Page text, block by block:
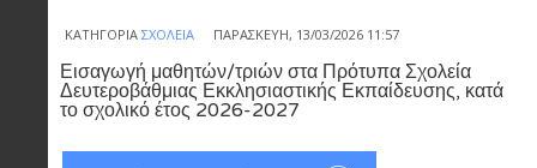
ΚΑΤΗΓΟΡΊΑ ΣΧΟΛΕΊΑ ΠΑΡΑΣΚΕΥΉ, 13/03/2026 11:57
Εισαγωγή μαθητών/τριών στα Πρότυπα Σχολεία
Δευτεροβάθμιας Εκκλησιαστικής Εκπαίδευσης, κατά
το σχολικό έτος 2026-2027